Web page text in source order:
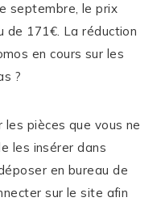
septembre, le prix
171€. La réduction
en cours sur les
?
les pièces que vous ne
les insérer dans
en bureau de
sur le site afin